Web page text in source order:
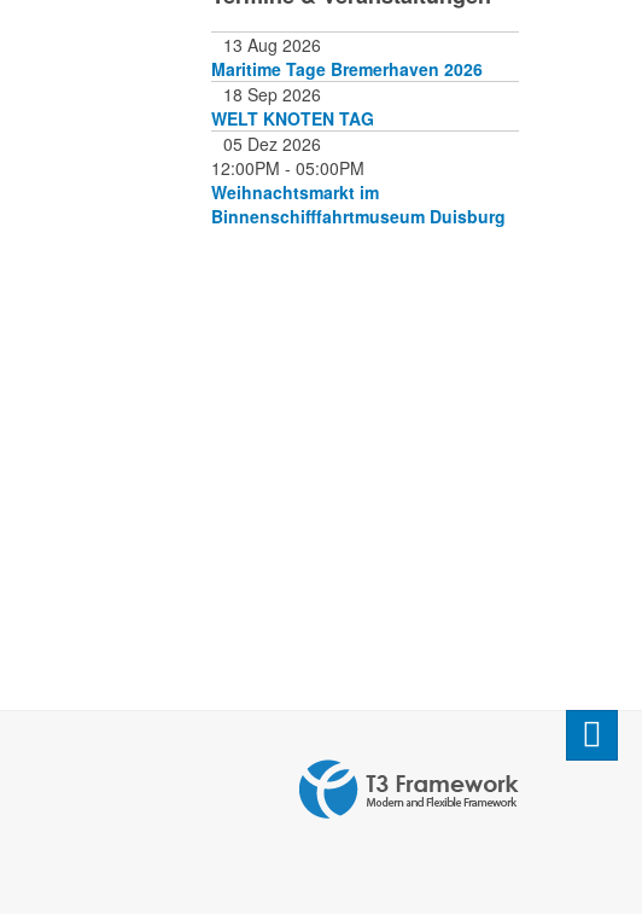
13 Aug 2026
Maritime Tage Bremerhaven 2026
18 Sep 2026
WELT KNOTEN TAG
05 Dez 2026
12:00PM - 05:00PM
Weihnachtsmarkt im
Binnenschifffahrtmuseum Duisburg